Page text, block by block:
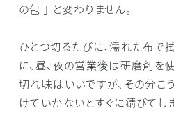
の包丁と変わりません。
ひとつ切るたびに、濡れた布で
に、昼、夜の営業後は研磨剤を
切れ味はいいですが、その分こ
けていかないとすぐに錆びてし